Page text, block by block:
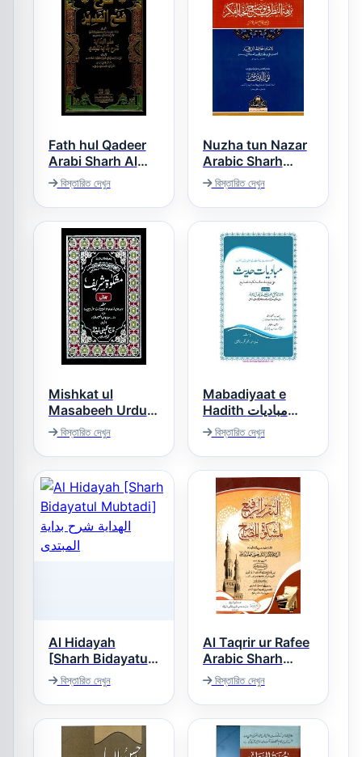
Fath hul Qadeer
Arabi Sharh Al
Hidaya فتح القدیر
عربی شرح الھدایۃ
বিস্তারিত দেখুন
Nuzha tun Nazar
Arabic Sharh
Nuhba tul Fikr
نزھۃ النظر عربی
شرح نخبۃ الفکر
বিস্তারিত দেখুন
Mishkat ul
Masabeeh Urdu
مشکوۃ المصابیح
اردو
বিস্তারিত দেখুন
Mabadiyaat e
Hadith مبادیات
حدیث
বিস্তারিত দেখুন
Al Hidayah
[Sharh Bidayatul
Mubtadi] الهداية
شرح بداية المبتدى
বিস্তারিত দেখুন
Al Taqrir ur Rafee
Arabic Sharh
Mishkat ul
Masabeeh التقریر
الرفیع عربی شرح
مشکوۃ المصابیح
বিস্তারিত দেখুন